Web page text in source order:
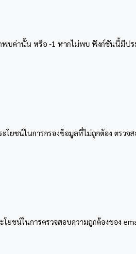
บค่านั้น หรือ -1 หากไม่พบ ฟังก์ชันนี้มีปร
ยชน์ในการกรองข้อมูลที่ไม่ถูกต้อง ตรวจ
ยชน์ในการตรวจสอบความถูกต้องของ